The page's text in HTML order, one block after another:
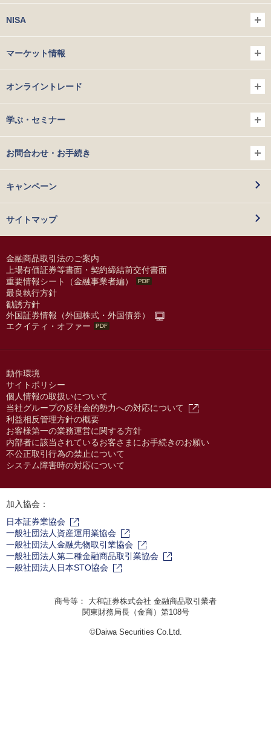
NISA
マーケット情報
オンライントレード
学ぶ・セミナー
お問合わせ・お手続き
キャンペーン
サイトマップ
金融商品取引法のご案内
上場有価証券等書面・契約締結前交付書面
重要情報シート（金融事業者編）
最良執行方針
勧誘方針
外国証券情報（外国株式・外国債券）
エクイティ・オファー
動作環境
サイトポリシー
個人情報の取扱いについて
当社グループの反社会的勢力への対応について
利益相反管理方針の概要
お客様第一の業務運営に関する方針
内部者に該当されているお客さまにお手続きのお願い
不公正取引行為の禁止について
システム障害時の対応について
加入協会：
日本証券業協会
一般社団法人資産運用業協会
一般社団法人金融先物取引業協会
一般社団法人第二種金融商品取引業協会
一般社団法人日本STO協会
商号等： 大和証券株式会社 金融商品取引業者
関東財務局長（金商）第108号
©Daiwa Securities Co.Ltd.